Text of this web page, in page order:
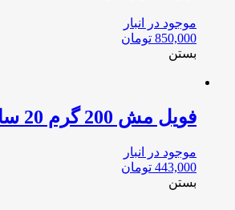
موجود در انبار
850,000 تومان
بستن
فویل مش 200 گرم 20 سانت مدل 5544
موجود در انبار
443,000 تومان
بستن